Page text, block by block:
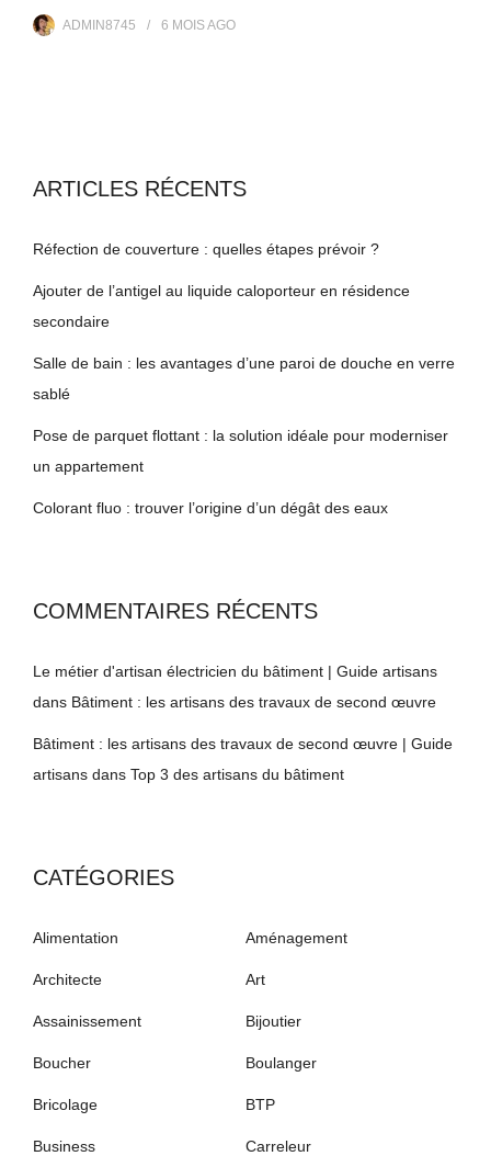
ADMIN8745 6 MOISAGO
ARTICLES RÉCENTS
Réfection de couverture : quelles étapes prévoir ?
Ajouter de l’antigel au liquide caloporteur en résidence
secondaire
Salle de bain : les avantages d’une paroi de douche en verre
sablé
Pose de parquet flottant : la solution idéale pour moderniser
un appartement
Colorant fluo : trouver l’origine d’un dégât des eaux
COMMENTAIRES RÉCENTS
Le métier d'artisan électricien du bâtiment | Guide artisans
dans Bâtiment : les artisans des travaux de second œuvre
Bâtiment : les artisans des travaux de second œuvre | Guide
artisans dans Top 3 des artisans du bâtiment
CATÉGORIES
Alimentation Aménagement
Architecte Art
Assainissement Bijoutier
Boucher Boulanger
Bricolage BTP
Business Carreleur